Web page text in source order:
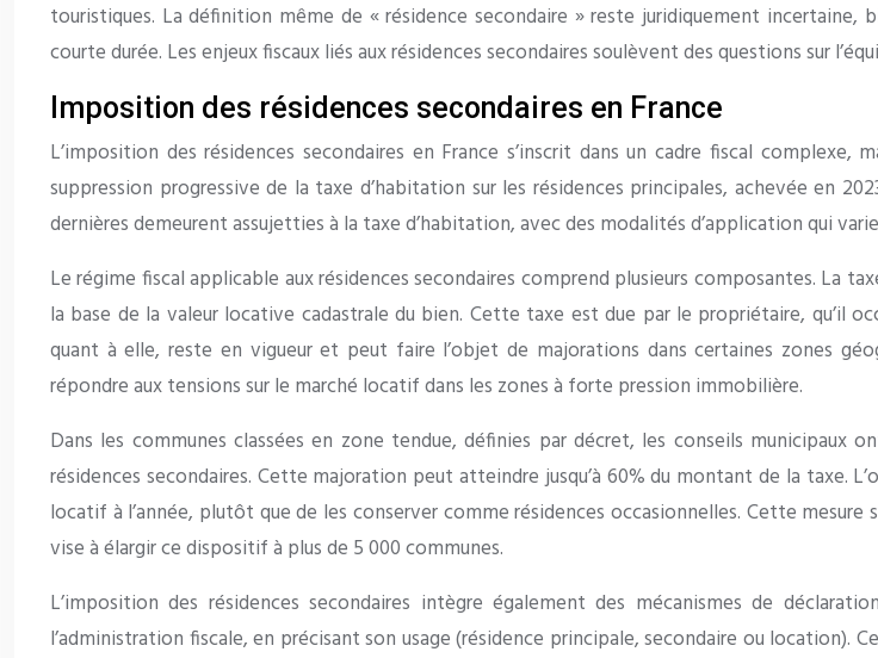
touristiques. La définition même de « résidence secondaire » reste juridiquement incertaine,
courte durée. Les enjeux fiscaux liés aux résidences secondaires soulèvent des questions sur
Imposition des résidences secondaires en France
L’imposition des résidences secondaires en France s’inscrit dans un cadre fiscal
suppression progressive de la taxe d’habitation sur les résidences principales, achevée en
dernières demeurent assujetties à la taxe d’habitation, avec des modalités d’application qui
Le régime fiscal applicable aux résidences secondaires comprend plusieurs composantes. La
la base de la valeur locative cadastrale du bien. Cette taxe est due par le propriétaire, qu’il
quant à elle, reste en vigueur et peut faire l’objet de majorations dans certaines zones
répondre aux tensions sur le marché locatif dans les zones à forte pression immobilière.
Dans les communes classées en zone tendue, définies par décret, les conseils
résidences secondaires. Cette majoration peut atteindre jusqu’à 60% du montant de la taxe.
locatif à l’année, plutôt que de les conserver comme résidences occasionnelles. Cette mesure
vise à élargir ce dispositif à plus de 5 000 communes.
L’imposition des résidences secondaires intègre également des mécanismes de
l’administration fiscale, en précisant son usage (résidence principale, secondaire ou